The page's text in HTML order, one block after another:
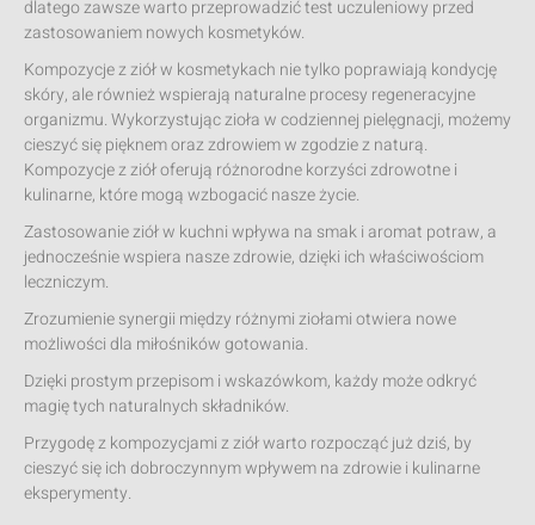
dlatego zawsze warto przeprowadzić test uczuleniowy przed
zastosowaniem nowych kosmetyków.
Kompozycje z ziół w kosmetykach nie tylko poprawiają kondycję
skóry, ale również wspierają naturalne procesy regeneracyjne
organizmu. Wykorzystując zioła w codziennej pielęgnacji, możemy
cieszyć się pięknem oraz zdrowiem w zgodzie z naturą.
Kompozycje z ziół oferują różnorodne korzyści zdrowotne i
kulinarne, które mogą wzbogacić nasze życie.
Zastosowanie ziół w kuchni wpływa na smak i aromat potraw, a
jednocześnie wspiera nasze zdrowie, dzięki ich właściwościom
leczniczym.
Zrozumienie synergii między różnymi ziołami otwiera nowe
możliwości dla miłośników gotowania.
Dzięki prostym przepisom i wskazówkom, każdy może odkryć
magię tych naturalnych składników.
Przygodę z kompozycjami z ziół warto rozpocząć już dziś, by
cieszyć się ich dobroczynnym wpływem na zdrowie i kulinarne
eksperymenty.